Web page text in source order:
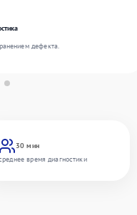
30 мин
время диагностики
дефекта.